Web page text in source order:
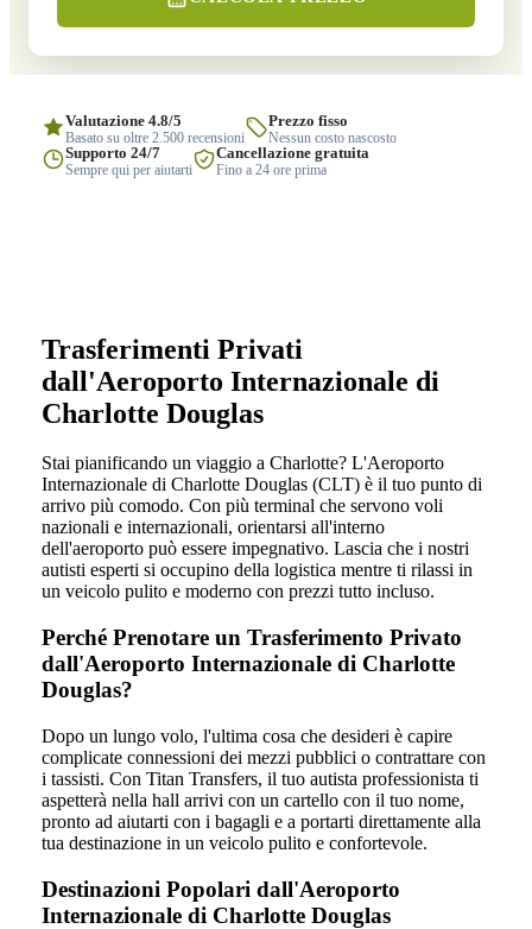
Valutazione 4.8/5
Basato su oltre 2.500 recensioni
Prezzo fisso
Nessun costo nascosto
Supporto 24/7
Sempre qui per aiutarti
Cancellazione gratuita
Fino a 24 ore prima
Trasferimenti Privati
dall'Aeroporto Internazionale di
Charlotte Douglas
Stai pianificando un viaggio a Charlotte? L'Aeroporto
Internazionale di Charlotte Douglas (CLT) è il tuo punto di
arrivo più comodo. Con più terminal che servono voli
nazionali e internazionali, orientarsi all'interno
dell'aeroporto può essere impegnativo. Lascia che i nostri
autisti esperti si occupino della logistica mentre ti rilassi in
un veicolo pulito e moderno con prezzi tutto incluso.
Perché Prenotare un Trasferimento Privato
dall'Aeroporto Internazionale di Charlotte
Douglas?
Dopo un lungo volo, l'ultima cosa che desideri è capire
complicate connessioni dei mezzi pubblici o contrattare con
i tassisti. Con Titan Transfers, il tuo autista professionista ti
aspetterà nella hall arrivi con un cartello con il tuo nome,
pronto ad aiutarti con i bagagli e a portarti direttamente alla
tua destinazione in un veicolo pulito e confortevole.
Destinazioni Popolari dall'Aeroporto
Internazionale di Charlotte Douglas